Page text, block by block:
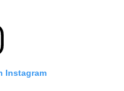
Instagram